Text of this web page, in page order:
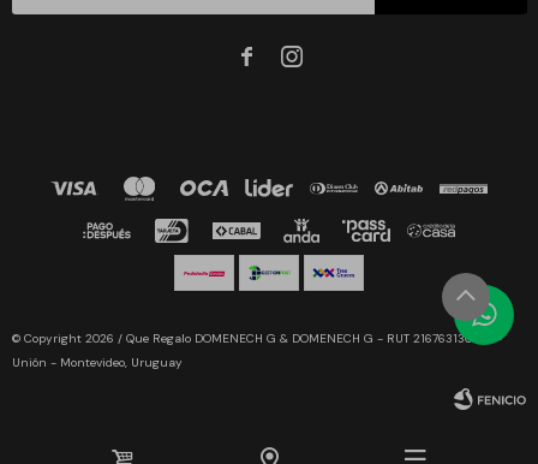
 
© Copyright 2026 / Que Regalo DOMENECH G & DOMENECH G - RUT 216763130019 -
Unión - Montevideo, Uruguay